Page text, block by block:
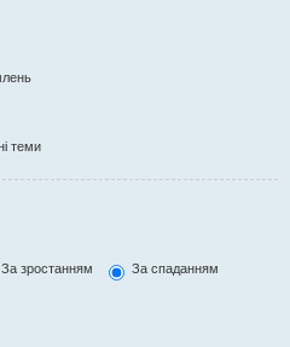
теми
За зростанням
За спаданням